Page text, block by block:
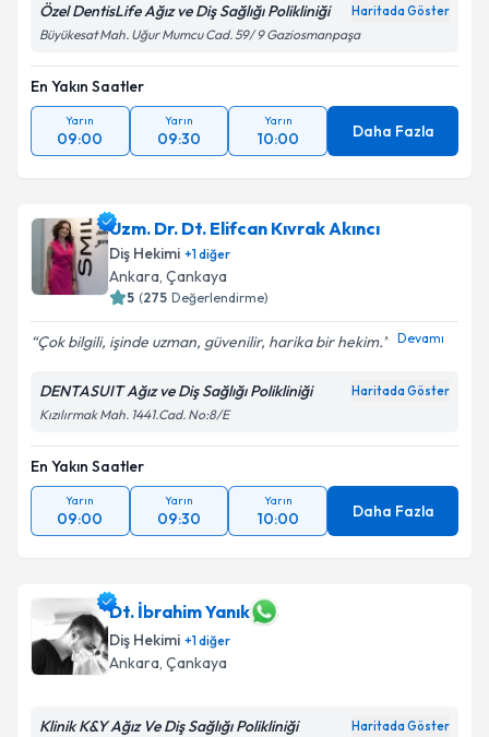
Takvim Talebini Gönder
Özel DentisLife Ağız ve Diş Sağlığı Polikliniği Haritada Göster
Büyükesat Mah. Uğur Mumcu Cad. 59/ 9 Gaziosmanpaşa
En Yakın Saatler
Yarın
09:00
Yarın
09:30
Yarın
10:00 Daha Fazla
Uzm. Dr. Dt. Elifcan Kıvrak Akıncı
Diş Hekimi +1diğer
Ankara, Çankaya
5 (275 Değerlendirme)
Çok bilgili, işinde uzman, güvenilir, harika bir hekim. Devamı
DENTASUIT Ağız ve Diş Sağlığı Polikliniği Haritada Göster
Kızılırmak Mah. 1441.Cad. No:8/E
En Yakın Saatler
Yarın
09:00
Yarın
09:30
Yarın
10:00 Daha Fazla
Dt. İbrahim Yanık
Diş Hekimi +1diğer
Ankara, Çankaya
Klinik K&Y Ağız Ve Diş Sağlığı Polikliniği Haritada Göster